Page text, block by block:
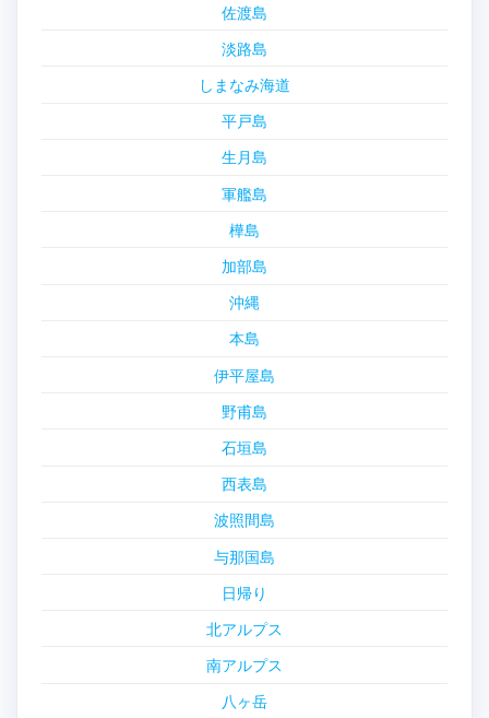
佐渡島
淡路島
しまなみ海道
平戸島
生月島
軍艦島
樺島
加部島
沖縄
本島
伊平屋島
野甫島
石垣島
西表島
波照間島
与那国島
日帰り
北アルプス
南アルプス
八ヶ岳